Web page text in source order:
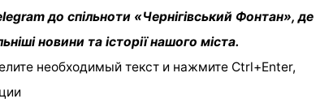
до спільноти «Чернігівський Фонтан», де
новини та історії нашого міста.
необходимый текст и нажмите Ctrl+Enter,